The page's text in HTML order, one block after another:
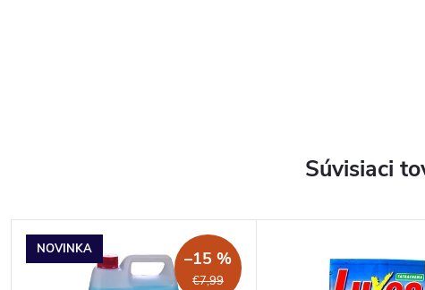
Súvisiaci
NOVINKA
€7,99
–15 %